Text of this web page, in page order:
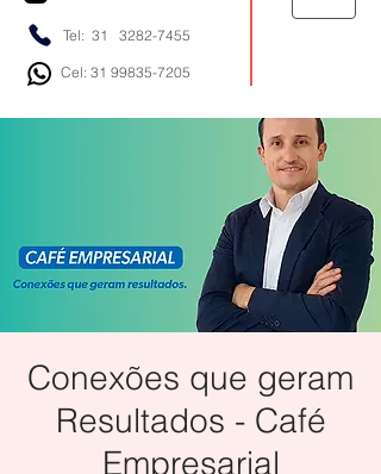
Tel: 31 3282-7455
Cel: 31 99835-7205
Conexões que geram
Resultados - Café
Empresarial